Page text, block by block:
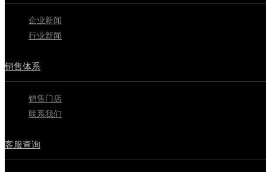
企业新闻
行业新闻
销售体系
销售门店
联系我们
客服查询